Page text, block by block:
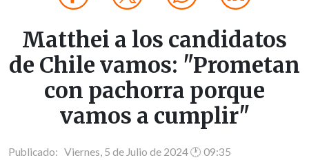
Matthei a los candidatos
de Chile vamos: "Prometan
con pachorra porque
vamos a cumplir"
Publicado: Viernes, 5 de Julio de 2024 🕐 09:35